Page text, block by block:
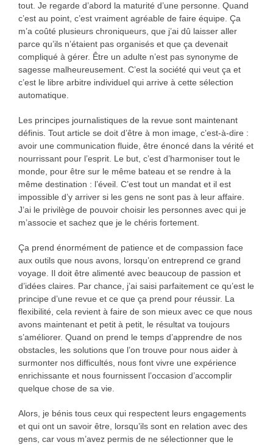
tout. Je regarde d’abord la maturité d’une personne. Quand
c’est au point, c’est vraiment agréable de faire équipe. Ça
m’a coûté plusieurs chroniqueurs, que j’ai dû laisser aller
parce qu’ils n’étaient pas organisés et que ça devenait
compliqué à gérer. Être un adulte n’est pas synonyme de
sagesse malheureusement. C’est la société qui veut ça et
c’est le libre arbitre individuel qui arrive à cette sélection
automatique.
Les principes journalistiques de la revue sont maintenant
définis. Tout article se doit d’être à mon image, c’est-à-dire :
avoir une communication fluide, être énoncé dans la vérité et
nourrissant pour l’esprit. Le but, c’est d’harmoniser tout le
monde, pour être sur le même bateau et se rendre à la
même destination : l’éveil. C’est tout un mandat et il est
impossible d’y arriver si les gens ne sont pas à leur affaire.
J’ai le privilège de pouvoir choisir les personnes avec qui je
m’associe et sachez que je le chéris fortement.
Ça prend énormément de patience et de compassion face
aux outils que nous avons, lorsqu’on entreprend ce grand
voyage. Il doit être alimenté avec beaucoup de passion et
d’idées claires. Par chance, j’ai saisi parfaitement ce qu’est le
principe d’une revue et ce que ça prend pour réussir. La
flexibilité, cela revient à faire de son mieux avec ce que nous
avons maintenant et petit à petit, le résultat va toujours
s’améliorer. Quand on prend le temps d’apprendre de nos
obstacles, les solutions que l’on trouve pour nous aider à
surmonter nos difficultés, nous font vivre une expérience
enrichissante et nous fournissent l’occasion d’accomplir
quelque chose de sa vie.
Alors, je bénis tous ceux qui respectent leurs engagements
et qui ont un savoir être, lorsqu’ils sont en relation avec des
gens, car vous m’avez permis de ne sélectionner que le